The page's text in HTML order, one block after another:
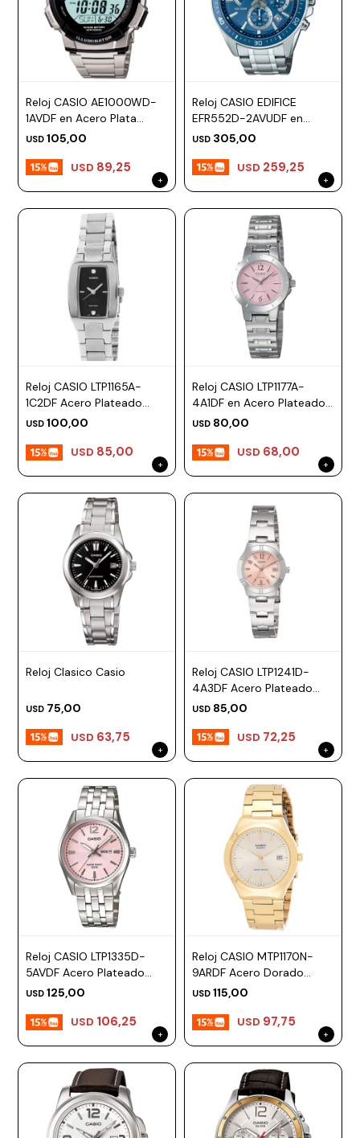
Reloj CASIO AE1000WD-
1AVDF en Acero Plata
Esfera 48mm
USD 105,00
USD 89,25
Reloj CASIO EDIFICE
EFR552D-2AVUDF en
Acero Plateado Esfera
USD 305,00
USD 259,25
Reloj CASIO LTP1165A-
1C2DF Acero Plateado
Esfera 21mm
USD 100,00
USD 85,00
Reloj CASIO LTP1177A-
4A1DF en Acero Plateado
Esfera 25mm
USD 80,00
USD 68,00
Reloj Clasico Casio
USD 75,00
USD 63,75
Reloj CASIO LTP1241D-
4A3DF Acero Plateado
Esfera 28mm
USD 85,00
USD 72,25
Reloj CASIO LTP1335D-
5AVDF Acero Plateado
Esfera 30mm
USD 125,00
USD 106,25
Reloj CASIO MTP1170N-
9ARDF Acero Dorado
Esfera 38mm
USD 115,00
USD 97,75